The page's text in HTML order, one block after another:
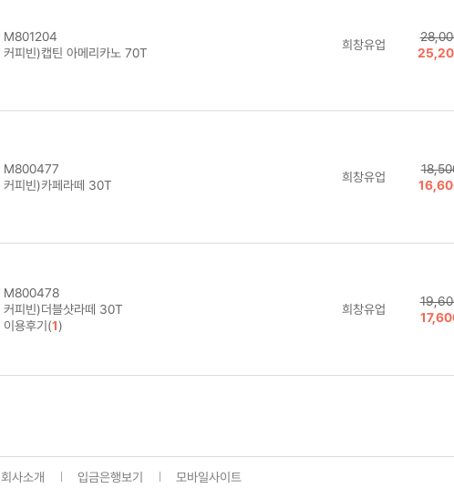
M801204
커피빈)캡틴 아메리카노 70T
희창유업
M800477
커피빈)카페라떼 30T
희창유업
M800478
커피빈)더블샷라떼 30T
이용후기(1)
희창유업
회사소개 입금은행보기 모바일사이트